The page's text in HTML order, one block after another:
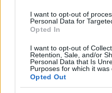
I want to opt-out of
Personal Data for
Opted In
I want to opt-out of
Retention, Sale, and/or
Personal Data that Is
Purposes for which it was
Opted Out
stradale
Orlandi-
una
mistero del
spunta un